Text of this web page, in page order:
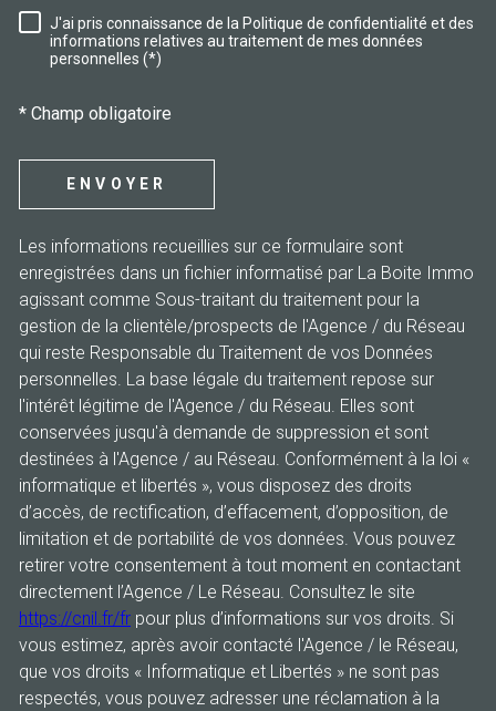
RÈGLEMENTATION
J'ai pris connaissance de la Politique de confidentialité et des
informations relatives au traitement de mes données
personnelles (*)
* Champ obligatoire
ENVOYER
Les informations recueillies sur ce formulaire sont
enregistrées dans un fichier informatisé par La Boite Immo
agissant comme Sous-traitant du traitement pour la
gestion de la clientèle/prospects de l'Agence / du Réseau
qui reste Responsable du Traitement de vos Données
personnelles. La base légale du traitement repose sur
l'intérêt légitime de l'Agence / du Réseau. Elles sont
conservées jusqu'à demande de suppression et sont
destinées à l'Agence / au Réseau. Conformément à la loi «
informatique et libertés », vous disposez des droits
d’accès, de rectification, d’effacement, d’opposition, de
limitation et de portabilité de vos données. Vous pouvez
retirer votre consentement à tout moment en contactant
directement l’Agence / Le Réseau. Consultez le site
https://cnil.fr/fr pour plus d’informations sur vos droits. Si
vous estimez, après avoir contacté l'Agence / le Réseau,
que vos droits « Informatique et Libertés » ne sont pas
respectés, vous pouvez adresser une réclamation à la